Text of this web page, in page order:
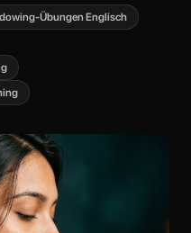
Übungen Englisch